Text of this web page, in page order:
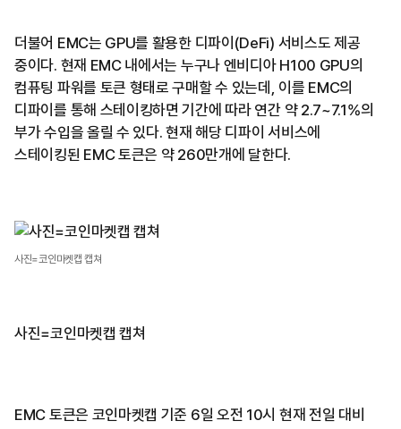
더불어 EMC는 GPU를 활용한 디파이(DeFi) 서비스도 제공
중이다. 현재 EMC 내에서는 누구나 엔비디아 H100 GPU의
컴퓨팅 파워를 토큰 형태로 구매할 수 있는데, 이를 EMC의
디파이를 통해 스테이킹하면 기간에 따라 연간 약 2.7~7.1%의
부가 수입을 올릴 수 있다. 현재 해당 디파이 서비스에
스테이킹된 EMC 토큰은 약 260만개에 달한다.
사진=코인마켓캡 캡쳐
사진=코인마켓캡 캡쳐
EMC 토큰은 코인마켓캡 기준 6일 오전 10시 현재 전일 대비